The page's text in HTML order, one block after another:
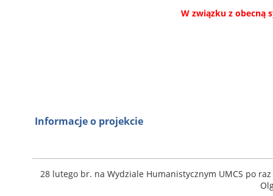
W związku z obecną
Informacje o projekcie
28 lutego br. na Wydziale Humanistycznym UMCS po